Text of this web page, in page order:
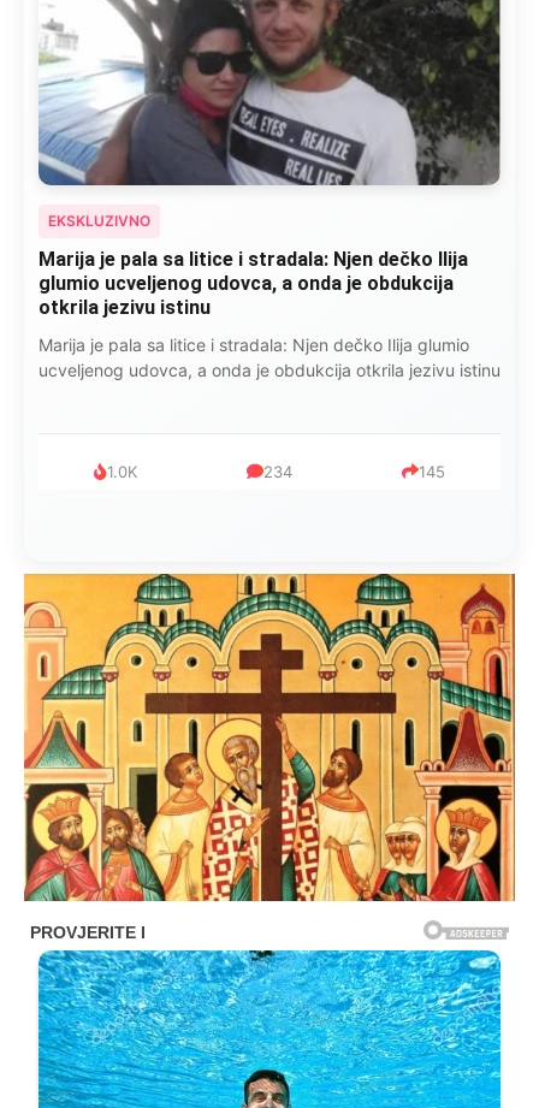
EKSKLUZIVNO
Marija je pala sa litice i stradala: Njen dečko Ilija
glumio ucveljenog udovca, a onda je obdukcija
otkrila jezivu istinu
Marija je pala sa litice i stradala: Njen dečko Ilija glumio
ucveljenog udovca, a onda je obdukcija otkrila jezivu istinu
1.0K 234 145